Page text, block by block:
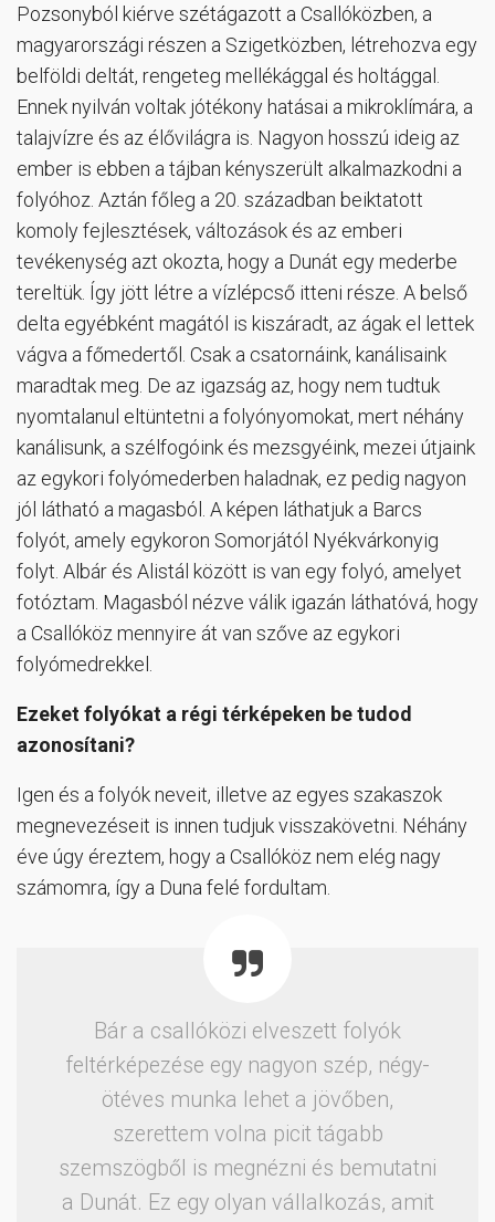
Pozsonyból kiérve szétágazott a Csallóközben, a
magyarországi részen a Szigetközben, létrehozva egy
belföldi deltát, rengeteg mellékággal és holtággal.
Ennek nyilván voltak jótékony hatásai a mikroklímára, a
talajvízre és az élővilágra is. Nagyon hosszú ideig az
ember is ebben a tájban kényszerült alkalmazkodni a
folyóhoz. Aztán főleg a 20. században beiktatott
komoly fejlesztések, változások és az emberi
tevékenység azt okozta, hogy a Dunát egy mederbe
tereltük. Így jött létre a vízlépcső itteni része. A belső
delta egyébként magától is kiszáradt, az ágak el lettek
vágva a főmedertől. Csak a csatornáink, kanálisaink
maradtak meg. De az igazság az, hogy nem tudtuk
nyomtalanul eltüntetni a folyónyomokat, mert néhány
kanálisunk, a szélfogóink és mezsgyéink, mezei útjaink
az egykori folyómederben haladnak, ez pedig nagyon
jól látható a magasból. A képen láthatjuk a Barcs
folyót, amely egykoron Somorjától Nyékvárkonyig
folyt. Albár és Alistál között is van egy folyó, amelyet
fotóztam. Magasból nézve válik igazán láthatóvá, hogy
a Csallóköz mennyire át van szőve az egykori
folyómedrekkel.
Ezeket folyókat a régi térképeken be tudod
azonosítani?
Igen és a folyók neveit, illetve az egyes szakaszok
megnevezéseit is innen tudjuk visszakövetni. Néhány
éve úgy éreztem, hogy a Csallóköz nem elég nagy
számomra, így a Duna felé fordultam.
Bár a csallóközi elveszett folyók
feltérképezése egy nagyon szép, négy-
ötéves munka lehet a jövőben,
szerettem volna picit tágabb
szemszögből is megnézni és bemutatni
a Dunát. Ez egy olyan vállalkozás, amit